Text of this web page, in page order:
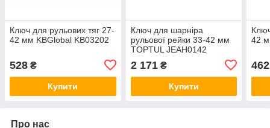
Ключ для рульових тяг 27-
42 мм KBGlobal KB03202
528 ₴
Купити
Ключ для шарніра
рульової рейки 33-42 мм
TOPTUL JEAH0142
2 171₴
Купити
42
462
Про нас